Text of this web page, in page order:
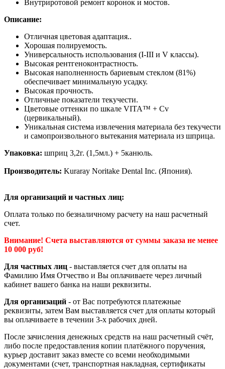
Внутриротовой ремонт коронок и мостов.
Описание:
Отличная цветовая адаптация..
Хорошая полируемость.
Универсальность использования (I-III и V классы).
Высокая рентгеноконтрастность.
Высокая наполненность бариевым стеклом (81%)
обеспечивает минимальную усадку.
Высокая прочность.
Отличные показатели текучести.
Цветовые оттенки по шкале VITA™ + Cv
(цервикальный).
Уникальная система извлечения материала без текучести
и самопроизвольного вытекания материала из шприца.
Упаковка: шприц 3,2г. (1,5мл.) + 5канюль.
Производитель: Kuraray Noritake Dental Inc. (Япония).
Для организаций и частных лиц:
Оплата только по безналичному расчету на наш расчетный
счет.
Внимание! Счета выставляются от суммы заказа не менее
10 000 руб!
Для частных лиц - выставляется счет для оплаты на
Фамилию Имя Отчество и Вы оплачиваете через личный
кабинет вашего банка на наши реквизиты.
Для организаций - от Вас потребуются платежные
реквизиты, затем Вам выставляется счет для оплаты который
вы оплачиваете в течении 3-х рабочих дней.
После зачисления денежных средств на наш расчетный счёт,
либо после предоставления копии платёжного поручения,
курьер доставит заказ вместе со всеми необходимыми
документами (счет, транспортная накладная, сертификаты